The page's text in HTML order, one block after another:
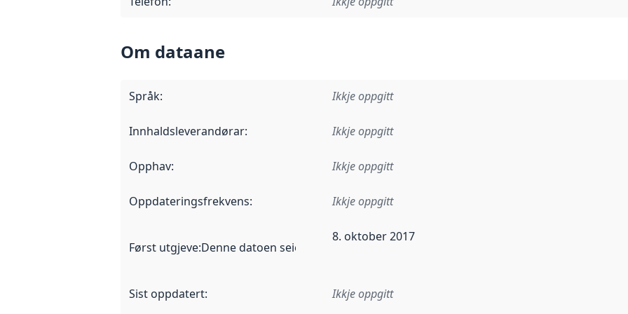
Om dataane
Språk: Ikkje oppgitt
Innhaldsleverandørar: Ikkje oppgitt
Opphav: Ikkje oppgitt
Oppdateringsfrekvens: Ikkje oppgitt
Først utgjeve:Denne datoen seier når dataa i dette datasettet først blei utgitt. Det kan ha
8. oktober 2017
Sist oppdatert: Ikkje oppgitt